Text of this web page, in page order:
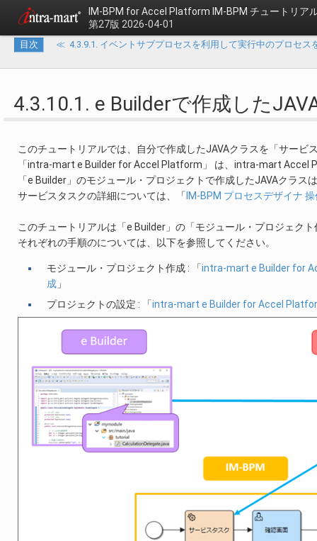
IM-BPM for Accel Platform IM-BPM チュートリア
第27版 2026-04-01
目次 ≪ 4.3.9.1. イベントサブプロセスを利用して実行中のプロセス
4.3.10.1. e Builderで作成した
このチュートリアルでは、自分で作成したJAVAクラスを「サービ
「intra-mart e Builder for Accel Platform」 は、intra-mart Accel
「e Builder」のモジュール・プロジェクトで作成したJAVAクラ
サービスタスクの詳細については、「 IM-BPM プロセスデザイナ
このチュートリアルは「e Builder」の「モジュール・プロジェク
それぞれの手順のについては、以下を参照してください。
モジュール・プロジェクト作成 : 「intra-mart e Builder for
成」
プロジェクトの設定 : 「intra-mart e Builder for Accel